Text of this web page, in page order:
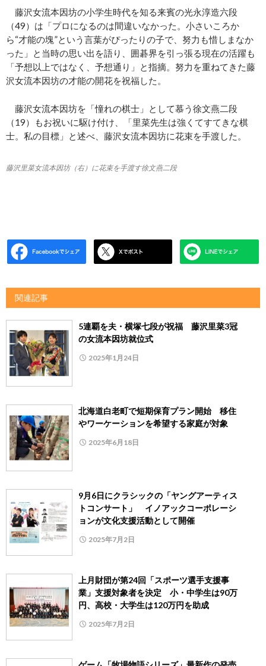
藤沢女流本因坊の小学生時代を知る来賓の光永淳造六段
（49）は「プロになるのは間違いなかった。小さいころか
ら“才能の塊”という言葉がぴったりの子で、努力も惜しまなか
った」と当時の思い出を語り、囲碁界を引っ張る現在の活躍も
「予想以上ではなく、予想通り」と指摘。努力を重ねてきた藤
沢女流本因坊の才能の開花を祝福した。
藤沢女流本因坊を「憧れの棋士」として慕う徐文燕二段
（19）もお祝いに駆け付け、「里菜先生は強くてすてきな棋
士。私の目標」と述べ、藤沢女流本因坊に花束を手渡した。
藤沢里菜女流本因坊（右）に花束を手渡す徐文燕二段
関連記事
5連覇を夫・横塚七段が祝福 藤沢里菜3冠
の女流本因坊就位式
2025年1月24日
北海道白老町で短期保育プラン開始 移住
やワーケーションを希望する家庭が対象
2025年6月18日
9月6日にクラシックの「ヤングアーティス
トコンサート」 イノアックコーポレーシ
ョンが文化支援活動として開催
2025年7月2日
上月財団が第24回「スポーツ選手支援事
業」支援対象者を決定 小・中学生は90万
円、高校・大学生は120万円を助成
2025年7月2日